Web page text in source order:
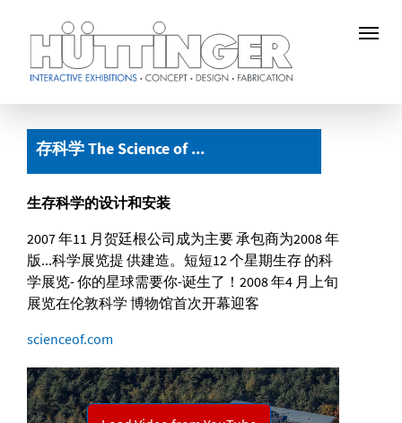
content
存科学 The Science of ...
生存科学的设计和安装
2007 年11 月贺廷根公司成为主要 承包商为2008 年
版...科学展览提 供建造。短短12 个星期生存 的科
学展览- 你的星球需要你-诞生了！2008 年4 月上旬
展览在伦敦科学 博物馆首次开幕迎客
scienceof.com